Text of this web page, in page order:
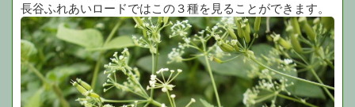
長谷ふれあいロードではこの３種を見ることができます。